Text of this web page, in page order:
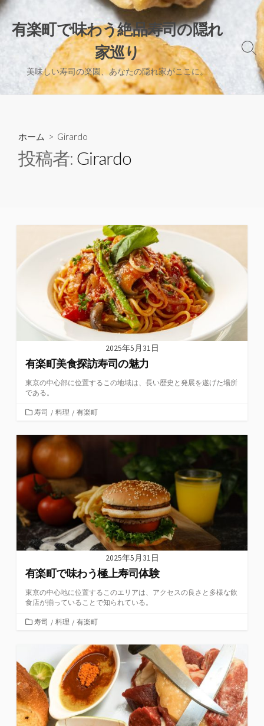
コ
ン
ス
有楽町で味わう絶品寿司の隠れ
家巡り
美味しい寿司の楽園、あなたの隠れ家がここに。
検
索
替
ホーム > Girardo
投稿者: Girardo
2025年5月31日
有楽町美食探訪寿司の魅力
東京の中心部に位置するこの地域は、長い歴史と発展を遂げた場所
である。
カ
ゴ
リ
ー
寿司 / 料理 / 有楽町
2025年5月31日
有楽町で味わう極上寿司体験
東京の中心地に位置するこのエリアは、アクセスの良さと多様な飲
食店が揃っていることで知られている。
カ
ー
寿司 / 料理 / 有楽町